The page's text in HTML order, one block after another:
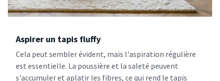
Aspirer un tapis fluffy
Cela peut sembler évident, mais l'aspiration régulière
est essentielle. La poussière et la saleté peuvent
s'accumuler et aplatir les fibres, ce qui rend le tapis